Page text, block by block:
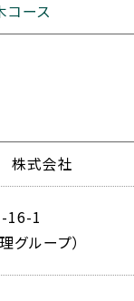
コース
株式会社
16-1
グループ）